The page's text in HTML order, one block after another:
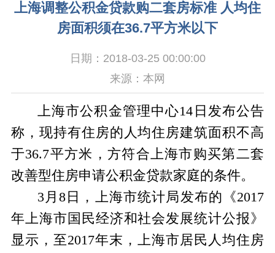
上海调整公积金贷款购二套房标准 人均住
房面积须在36.7平方米以下
日期：2018-03-25 00:00:00
来源：本网
上海市公积金管理中心14日发布公告
称，现持有住房的人均住房建筑面积不高
于36.7平方米，方符合上海市购买第二套
改善型住房申请公积金贷款家庭的条件。
3月8日，上海市统计局发布的《2017
年上海市国民经济和社会发展统计公报》
显示，至2017年末，上海市居民人均住房